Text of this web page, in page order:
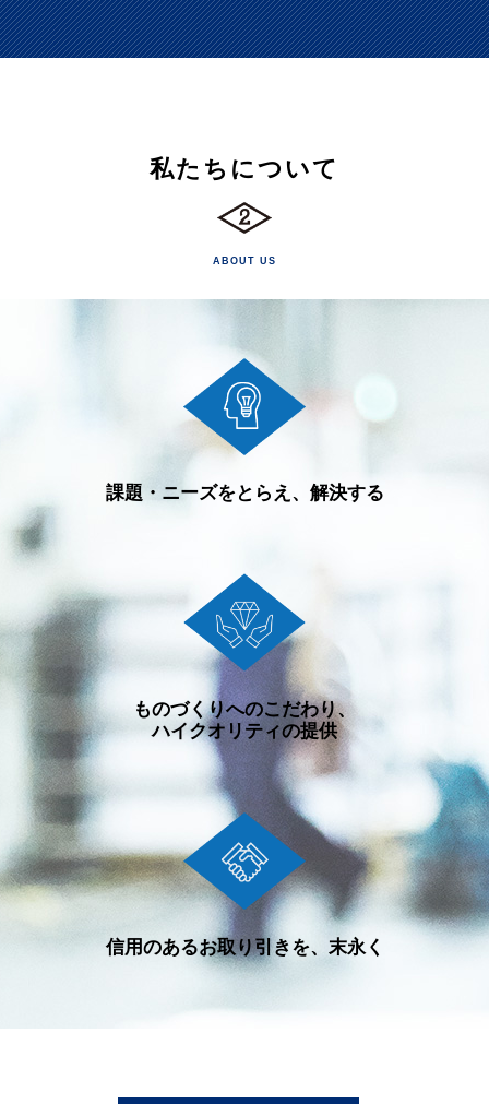
私たちについて
ABOUT US
課題・ニーズをとらえ、解決する
ものづくりへのこだわり、
ハイクオリティの提供
信用のあるお取り引きを、末永く